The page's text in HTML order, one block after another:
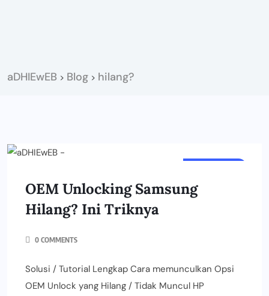
aDHIEwEB > Blog > hilang?
OEM Unlocking Samsung
Hilang? Ini Triknya
0 COMMENTS
Solusi / Tutorial Lengkap Cara memunculkan Opsi
OEM Unlock yang Hilang / Tidak Muncul HP